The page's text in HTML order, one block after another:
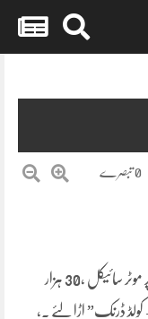
مسلح ڈاکوؤں نے ڈیلیوری بوائے سے گن پوائنٹ پر موٹر سائیکل ،30 ہزار
کولڈ ڈرنک” اڑا لئے ۔،